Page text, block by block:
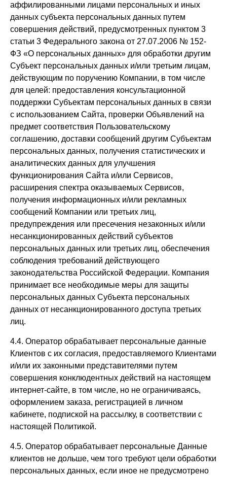
аффилированными лицами персональных и иных
данных субъекта персональных данных путем
совершения действий, предусмотренных пунктом 3
статьи 3 Федерального закона от 27.07.2006 № 152-
ФЗ «О персональных данных» для обработки другим
Субъект персональных данных и/или третьим лицам,
действующим по поручению Компании, в том числе
для целей: предоставления консультационной
поддержки Субъектам персональных данных в связи
с использованием Сайта, проверки Объявлений на
предмет соответствия Пользовательскому
соглашению, доставки сообщений другим Субъектам
персональных данных, получения статистических и
аналитических данных для улучшения
функционирования Сайта и/или Сервисов,
расширения спектра оказываемых Сервисов,
получения информационных и/или рекламных
сообщений Компании или третьих лиц,
предупреждения или пресечения незаконных и/или
несанкционированных действий субъектов
персональных данных или третьих лиц, обеспечения
соблюдения требований действующего
законодательства Российской Федерации. Компания
принимает все необходимые меры для защиты
персональных данных Субъекта персональных
данных от несанкционированного доступа третьих
лиц.
4.4. Оператор обрабатывает персональные данные
Клиентов с их согласия, предоставляемого Клиентами
и/или их законными представителями путем
совершения конклюдентных действий на настоящем
интернет-сайте, в том числе, но не ограничиваясь,
оформлением заказа, регистрацией в личном
кабинете, подпиской на рассылку, в соответствии с
настоящей Политикой.
4.5. Оператор обрабатывает персональные Данные
клиентов не дольше, чем того требуют цели обработки
персональных данных, если иное не предусмотрено